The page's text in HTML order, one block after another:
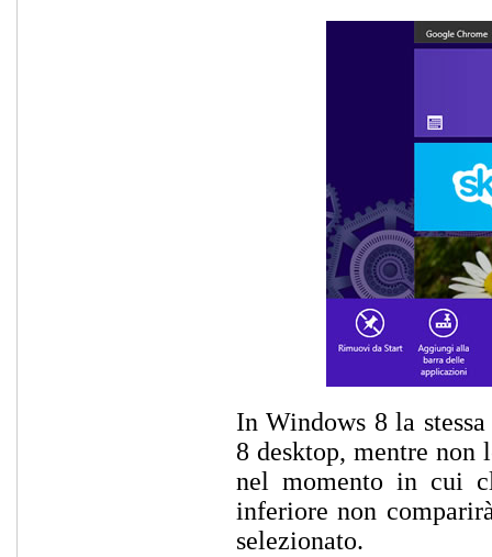
In Windows 8 la
8 desktop, mentre
nel momento in cui
inferiore non
selezionato.